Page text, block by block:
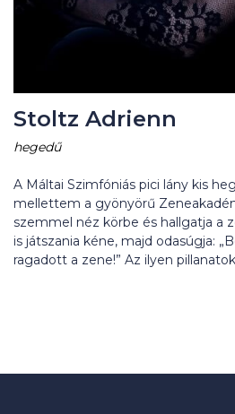
Stoltz Adrienn
hegedű
A Máltai Szimfóniás pici lány kis
mellettem a gyönyörű
szemmel néz körbe és hallgatja a
is játszania kéne, majd odasúgja:
ragadott a zene!” Az ilyen